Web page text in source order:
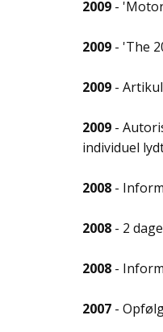
2009 -
2009 - 'The
2009 -
2009 -
individuel
2008 -
2008 - 2
2008 -
2007 -